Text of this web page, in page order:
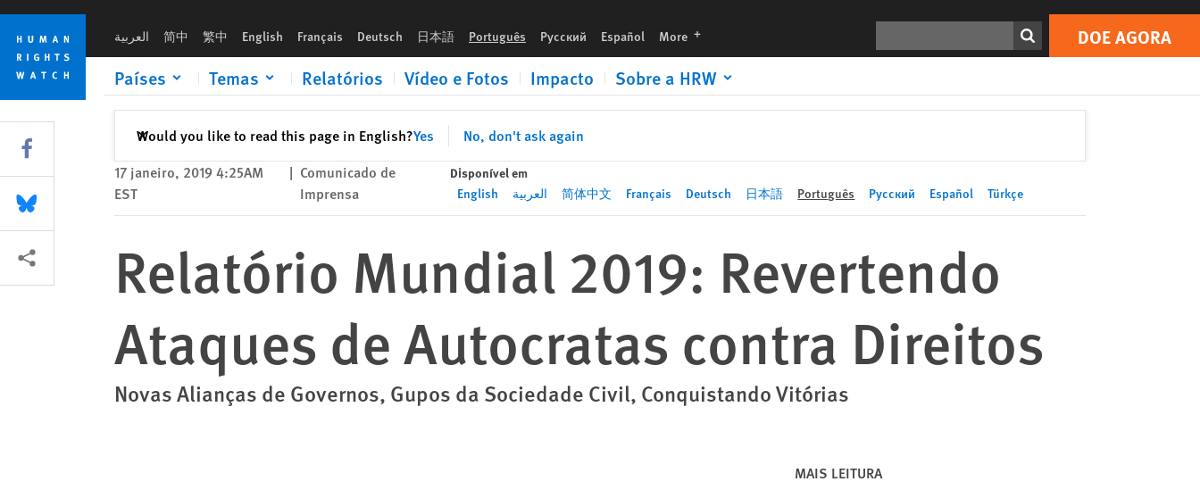
Skip
cookie
privacy
notice
Skip
main
content
العربية 简中 繁中 English Français Deutsch 日本語 Português Русский Español More languages DOE AGORA
Países Temas Relatórios Vídeo e Fotos Impacto Sobre a HRW
Would you like to read this page in English?Yes No, don't ask again
✕Fechar
Print DOE AGORA
17 janeiro, 2019 4:25AM
EST
| Comunicado de
Imprensa
Disponível em
English
العربية 简体中文 Français Deutsch 日本語 Português Русский Español Türkçe
Relatório Mundial 2019: Revertendo
Ataques de Autocratas contra Direitos
Novas Alianças de Governos, Gupos da Sociedade Civil, Conquistando Vitórias
MAIS LEITURA
Share this via Facebook
Share this via Bluesky
Share this via Compartilhar